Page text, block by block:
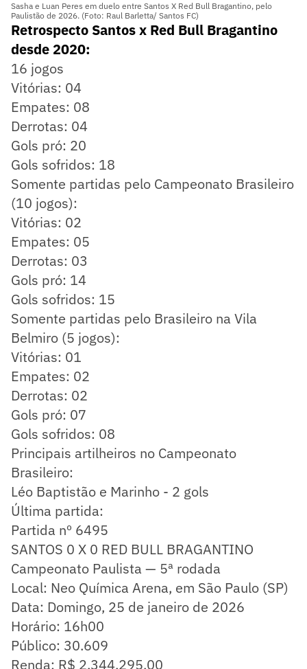
Sasha e Luan Peres em duelo entre Santos X Red Bull Bragantino, pelo
Paulistão de 2026. (Foto: Raul Barletta/ Santos FC)
Retrospecto Santos x Red Bull Bragantino
desde 2020:
16 jogos
Vitórias: 04
Empates: 08
Derrotas: 04
Gols pró: 20
Gols sofridos: 18
Somente partidas pelo Campeonato Brasileiro
(10 jogos):
Vitórias: 02
Empates: 05
Derrotas: 03
Gols pró: 14
Gols sofridos: 15
Somente partidas pelo Brasileiro na Vila
Belmiro (5 jogos):
Vitórias: 01
Empates: 02
Derrotas: 02
Gols pró: 07
Gols sofridos: 08
Principais artilheiros no Campeonato
Brasileiro:
Léo Baptistão e Marinho - 2 gols
Última partida:
Partida nº 6495
SANTOS 0 X 0 RED BULL BRAGANTINO
Campeonato Paulista — 5ª rodada
Local: Neo Química Arena, em São Paulo (SP)
Data: Domingo, 25 de janeiro de 2026
Horário: 16h00
Público: 30.609
Renda: R$ 2.344.295,00